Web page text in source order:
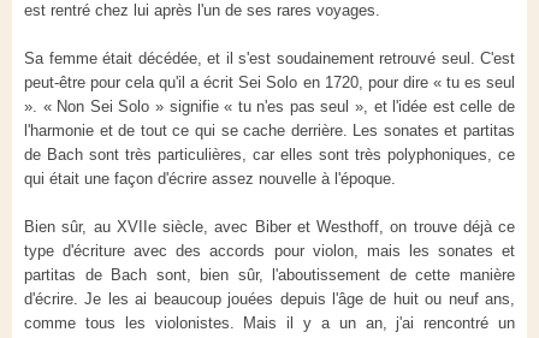
est rentré chez lui après l'un de ses rares voyages.
Sa femme était décédée, et il s'est soudainement retrouvé seul. C'est
peut-être pour cela qu'il a écrit Sei Solo en 1720, pour dire « tu es seul
». « Non Sei Solo » signifie « tu n'es pas seul », et l'idée est celle de
l'harmonie et de tout ce qui se cache derrière. Les sonates et partitas
de Bach sont très particulières, car elles sont très polyphoniques, ce
qui était une façon d'écrire assez nouvelle à l'époque.
Bien sûr, au XVIIe siècle, avec Biber et Westhoff, on trouve déjà ce
type d'écriture avec des accords pour violon, mais les sonates et
partitas de Bach sont, bien sûr, l'aboutissement de cette manière
d'écrire. Je les ai beaucoup jouées depuis l'âge de huit ou neuf ans,
comme tous les violonistes. Mais il y a un an, j'ai rencontré un